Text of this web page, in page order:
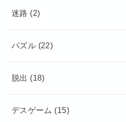
迷路 (2)
パズル (22)
脱出 (18)
デスゲーム (15)